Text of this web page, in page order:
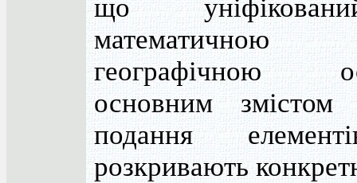
що
географічною
основним
подання
розкривають